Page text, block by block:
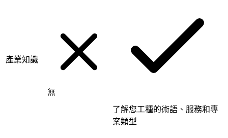
產業知識
無
了解您工種的術語、服務和專
案類型